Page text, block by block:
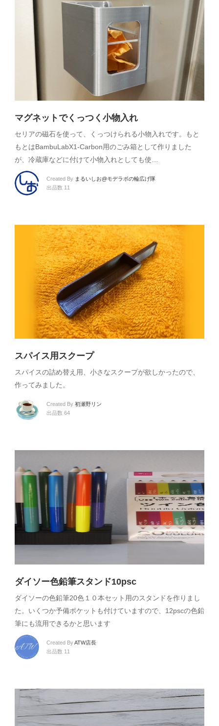
マグネットでくっつく小物入れ
セリアの磁石を使って、くっつけられる小物入れです。もと
もとはBambuLabX1-Carbon用のごみ箱として作りました
が、冷蔵庫などに付けて小物入れとしても使…
Created By まるいしお@モデラボの輪広げ隊
出品数 11
スパイス用スクープ
スパイスの詰め替え用、小さなスクープが欲しかったので、
作ってみました。
Created By 初瀬野リン
出品数 64
ダイソー色鉛筆スタンド10psc
ダイソーの色鉛筆20色１０本セット用のスタンドを作りまし
た。いくつか予備ポケットも付けていますので、12pscの色鉛
筆にも流用できるかと思います
Created ByATW店長
出品数 11